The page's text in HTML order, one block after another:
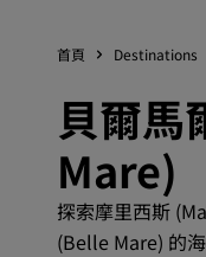
首頁 Destinations
貝爾
Mare)
探索摩里西斯
(Belle Mare) 的